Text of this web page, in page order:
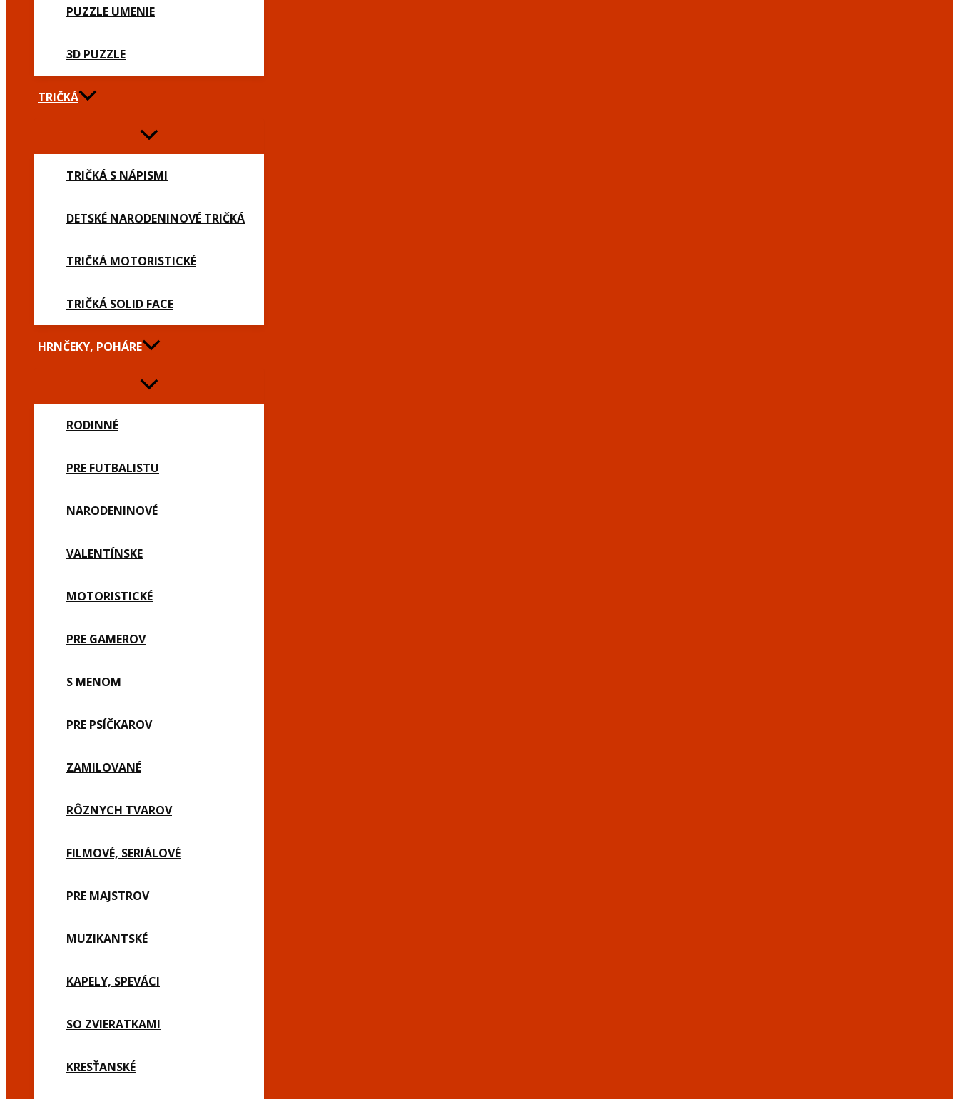
PUZZLE UMENIE
3D PUZZLE
TRIČKÁ
TRIČKÁ S NÁPISMI
DETSKÉ NARODENINOVÉ TRIČKÁ
TRIČKÁ MOTORISTICKÉ
TRIČKÁ SOLID FACE
HRNČEKY, POHÁRE
RODINNÉ
PRE FUTBALISTU
NARODENINOVÉ
VALENTÍNSKE
MOTORISTICKÉ
PRE GAMEROV
S MENOM
PRE PSÍČKAROV
ZAMILOVANÉ
RÔZNYCH TVAROV
FILMOVÉ, SERIÁLOVÉ
PRE MAJSTROV
MUZIKANTSKÉ
KAPELY, SPEVÁCI
SO ZVIERATKAMI
KRESŤANSKÉ